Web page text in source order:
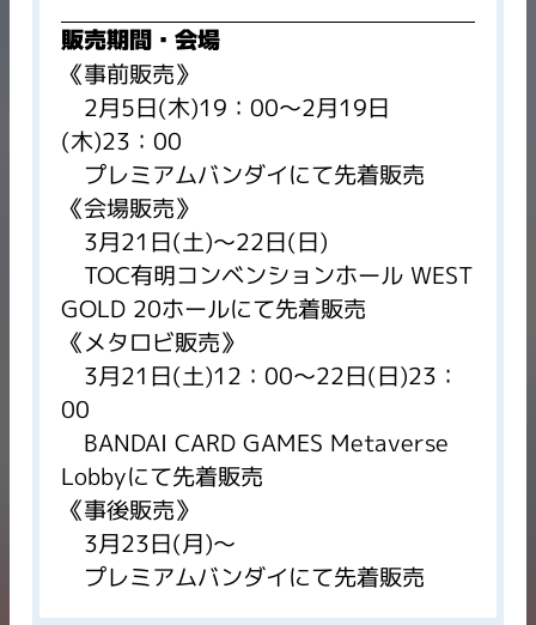
販売期間・会場
《事前販売》
2月5日(木)19：00～2月19日
(木)23：00
プレミアムバンダイにて先着販売
《会場販売》
3月21日(土)～22日(日)
TOC有明コンベンションホール WEST
GOLD 20ホールにて先着販売
《メタロビ販売》
3月21日(土)12：00～22日(日)23：
00
BANDAI CARD GAMES Metaverse
Lobbyにて先着販売
《事後販売》
3月23日(月)～
プレミアムバンダイにて先着販売